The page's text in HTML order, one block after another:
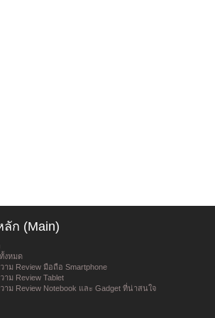
ก (Main)
งหมด
าม Review มือถือ Smartphone
าม Review Tablet
าม Review Notebook และ Gadget ที่น่าสนใจ